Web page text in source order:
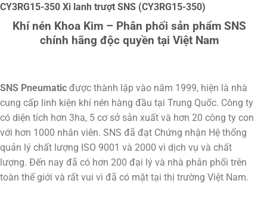
CY3RG15-350 Xi lanh trượt SNS (CY3RG15-350)
Khí nén Khoa Kim – Phân phối sản phẩm SNS
chính hãng độc quyền tại Việt Nam
SNS Pneumatic được thành lập vào năm 1999, hiện là nhà
cung cấp linh kiện khí nén hàng đầu tại Trung Quốc. Công ty
có diện tích hơn 3ha, 5 cơ sở sản xuất và hơn 20 công ty con
với hơn 1000 nhân viên. SNS đã đạt Chứng nhận Hệ thống
quản lý chất lượng ISO 9001 và 2000 vì dịch vụ và chất
lượng. Đến nay đã có hơn 200 đại lý và nhà phân phối trên
toàn thế giới và rất vui vì đã có mặt tại thị trường Việt Nam.